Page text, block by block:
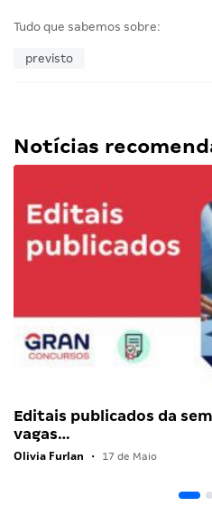
Tudo que sabemos sobre:
previsto
Notícias
Editais publicados da
vagas…
Olivia Furlan • 17 de Maio